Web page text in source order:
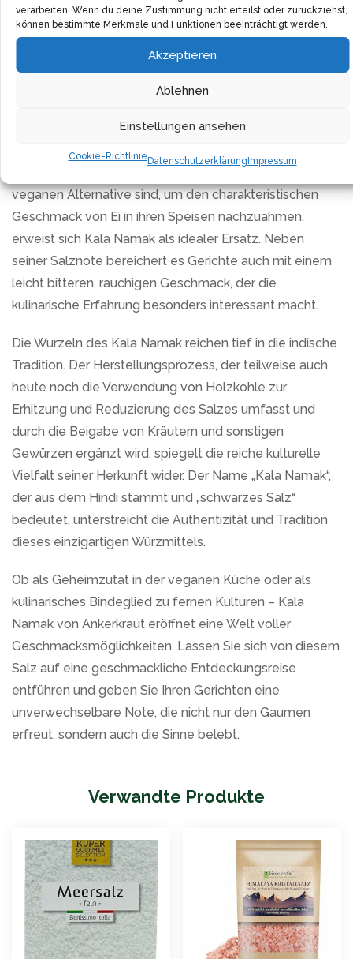
verarbeiten. Wenn du deine Zustimmung nicht erteilst oder zurückziehst,
können bestimmte Merkmale und Funktionen beeinträchtigt werden.
Akzeptieren
Ablehnen
Einstellungen ansehen
Cookie-RichtlinieDatenschutzerklärung Impressum
sorgfältig in klassisch-elegante Korkengläser abgefüllt.
Nach einer sehr kurzen Lagerzeit findet das Salz bereits
seinen Weg zu den Kundinnen und Kunden, was die
Frische und Qualität des Produktes garantiert. Jedes
veganen Alternative sind, um den charakteristischen
Geschmack von Ei in ihren Speisen nachzuahmen,
erweist sich Kala Namak als idealer Ersatz. Neben
seiner Salznote bereichert es Gerichte auch mit einem
leicht bitteren, rauchigen Geschmack, der die
kulinarische Erfahrung besonders interessant macht.
Die Wurzeln des Kala Namak reichen tief in die indische
Tradition. Der Herstellungsprozess, der teilweise auch
heute noch die Verwendung von Holzkohle zur
Erhitzung und Reduzierung des Salzes umfasst und
durch die Beigabe von Kräutern und sonstigen
Gewürzen ergänzt wird, spiegelt die reiche kulturelle
Vielfalt seiner Herkunft wider. Der Name „Kala Namak“,
der aus dem Hindi stammt und „schwarzes Salz“
bedeutet, unterstreicht die Authentizität und Tradition
dieses einzigartigen Würzmittels.
Ob als Geheimzutat in der veganen Küche oder als
kulinarisches Bindeglied zu fernen Kulturen – Kala
Namak von Ankerkraut eröffnet eine Welt voller
Geschmacksmöglichkeiten. Lassen Sie sich von diesem
Salz auf eine geschmackliche Entdeckungsreise
entführen und geben Sie Ihren Gerichten eine
unverwechselbare Note, die nicht nur den Gaumen
erfreut, sondern auch die Sinne belebt.
Verwandte Produkte